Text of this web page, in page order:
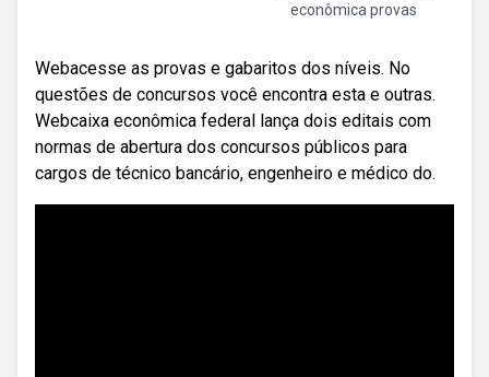
econômica provas
Webacesse as provas e gabaritos dos níveis. No
questões de concursos você encontra esta e outras.
Webcaixa econômica federal lança dois editais com
normas de abertura dos concursos públicos para
cargos de técnico bancário, engenheiro e médico do.